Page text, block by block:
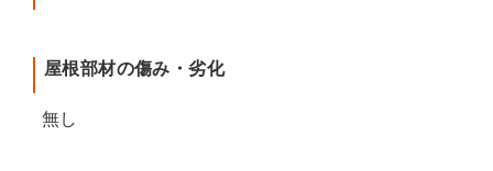
屋根部材の傷み・劣化
無し